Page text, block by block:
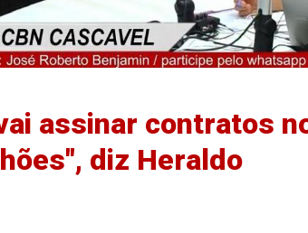
assinar contratos
diz Heraldo